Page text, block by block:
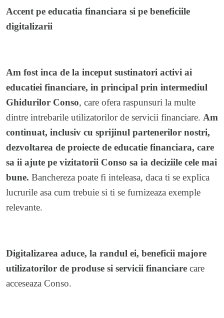
Accent pe educatia financiara si pe beneficiile
digitalizarii
Am fost inca de la inceput sustinatori activi ai
educatiei financiare, in principal prin intermediul
Ghidurilor Conso, care ofera raspunsuri la multe
dintre intrebarile utilizatorilor de servicii financiare. Am
continuat, inclusiv cu sprijinul partenerilor nostri,
dezvoltarea de proiecte de educatie financiara, care
sa ii ajute pe vizitatorii Conso sa ia deciziile cele mai
bune. Banchereza poate fi inteleasa, daca ti se explica
lucrurile asa cum trebuie si ti se furnizeaza exemple
relevante.
Digitalizarea aduce, la randul ei, beneficii majore
utilizatorilor de produse si servicii financiare care
acceseaza Conso.